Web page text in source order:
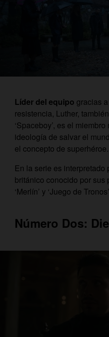
Líder del equipo gracias
resistencia, Luther,
‘Spaceboy’, es el miembro
ideología de salvar el
el concepto de superhéroe.
En la serie es interpretado
británico conocido por
‘Merlín’ y ‘Juego de
Número Dos: